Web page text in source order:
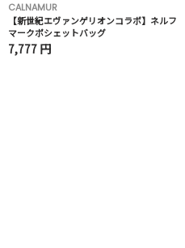
CALNAMUR
【新世紀エヴァンゲリオンコラボ】ネルフ
マークポシェットバッグ
7,777 円